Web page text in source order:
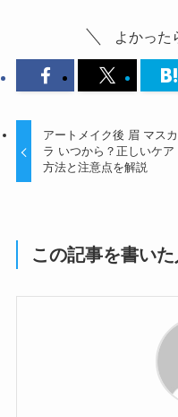
よかった
アートメイク後 眉 マスカ
ラ いつから？正しいケア
方法と注意点を解説
この記事を書いた